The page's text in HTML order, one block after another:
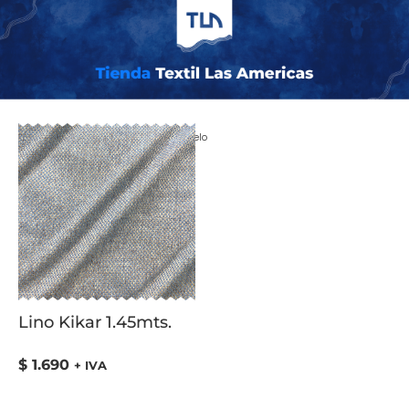
Inicio/ COLOR del producto / Caramelo
Lino Kikar 1.45mts.
$ 1.690 + IVA